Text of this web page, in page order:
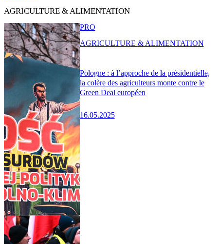
AGRICULTURE & ALIMENTATION
Pologne : à l’approche de la présidentielle,
la colère des agriculteurs monte contre le
Green Deal européen
16.05.2025
PRO
AGRICULTURE & ALIMENTATION